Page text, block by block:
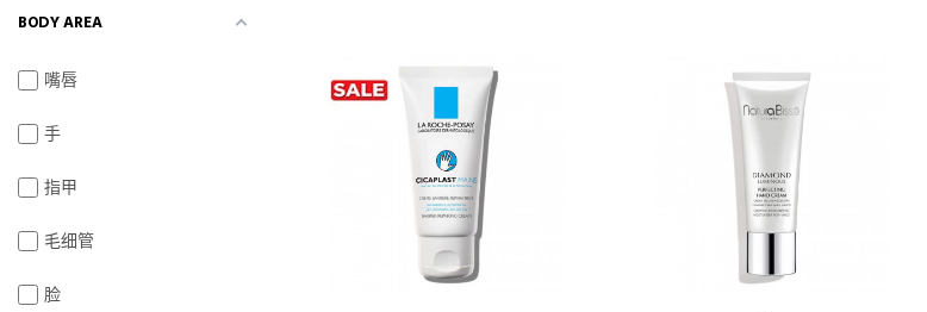
BODY AREA
嘴唇
手
指甲
毛细管
脸